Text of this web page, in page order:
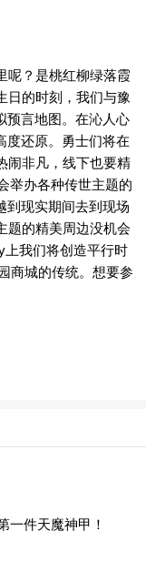
呢？是桃红柳绿落霞
日的时刻，我们与豫
预言地图。在沁人心
度还原。勇士们将在
闹非凡，线下也要精
举办各种传世主题的
到现实期间去到现场
题的精美周边没机会
上我们将创造平行时
商城的传统。想要参
一件天魔神甲！